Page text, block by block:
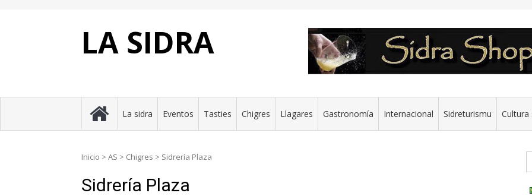
LA SIDRA
La sidra Eventos Tasties Chigres Llagares Gastronomía Internacional Sidreturismu Cultura
Inicio > AS > Chigres > Sidrería Plaza
Sidrería Plaza